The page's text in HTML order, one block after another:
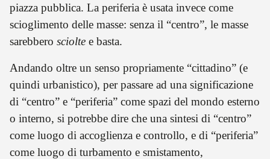
piazza pubblica. La periferia è usata invece come
scioglimento delle masse: senza il “centro”, le masse
sarebbero sciolte e basta.
Andando oltre un senso propriamente “cittadino” (e
quindi urbanistico), per passare ad una significazione
di “centro” e “periferia” come spazi del mondo esterno
o interno, si potrebbe dire che una sintesi di “centro”
come luogo di accoglienza e controllo, e di “periferia”
come luogo di turbamento e smistamento,